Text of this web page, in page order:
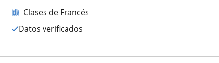
Clases de Francés
Datos verificados